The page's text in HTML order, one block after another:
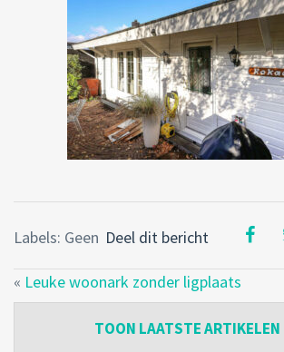
Deel dit bericht
Labels: Geen
« Leuke woonark zonder ligplaats
TOON LAATSTE ARTIKELEN